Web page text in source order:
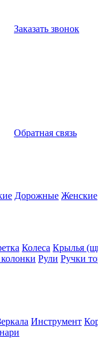
Заказать звонок
Обратная связь
Дорожные Женские
Колеса Крылья
Рули Ручки
Инструмент